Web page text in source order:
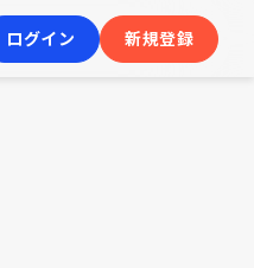
ログイン 新規登録